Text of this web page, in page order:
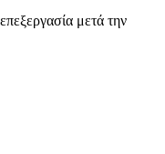
μετά την